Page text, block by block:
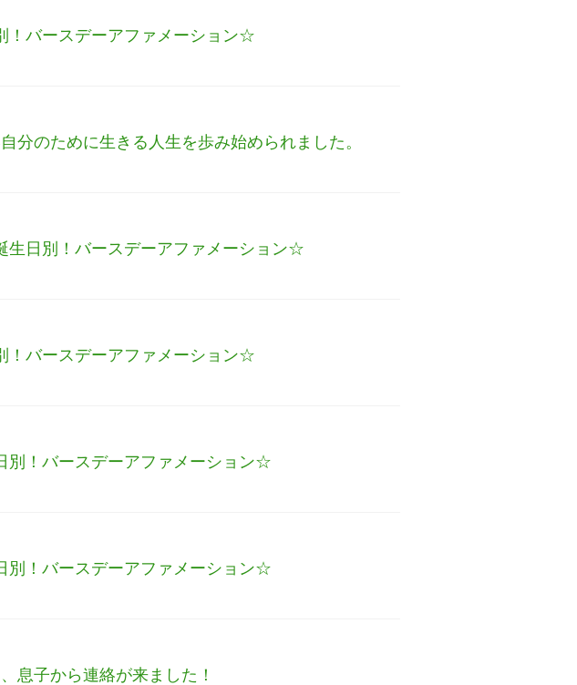
！バースデーアファメーション☆
分のために生きる人生を歩み始められました。
生日別！バースデーアファメーション☆
！バースデーアファメーション☆
別！バースデーアファメーション☆
別！バースデーアファメーション☆
息子から連絡が来ました！